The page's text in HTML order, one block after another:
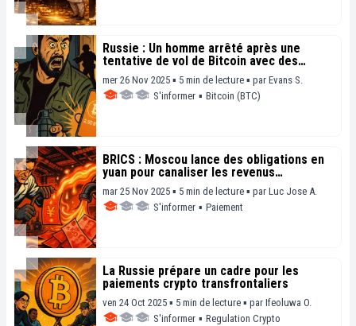
Russie : Un homme arrêté après une
tentative de vol de Bitcoin avec des
grenades airsoft
mer 26 Nov 2025 ▪ 5 min de lecture ▪ par Evans S.
S'informer ▪ Bitcoin (BTC)
BRICS : Moscou lance des obligations en
yuan pour canaliser les revenus
énergétiques
mar 25 Nov 2025 ▪ 5 min de lecture ▪ par Luc Jose A.
S'informer ▪ Paiement
La Russie prépare un cadre pour les
paiements crypto transfrontaliers
ven 24 Oct 2025 ▪ 5 min de lecture ▪ par Ifeoluwa O.
S'informer ▪ Regulation Crypto